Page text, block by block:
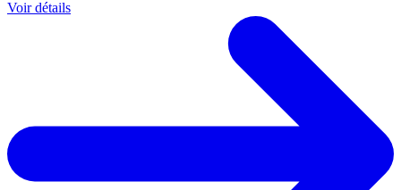
Voir détails